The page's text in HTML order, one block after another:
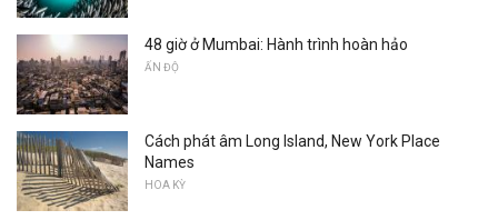
48 giờ ở Mumbai: Hành trình hoàn hảo
ẤN ĐỘ
Cách phát âm Long Island, New York Place
Names
HOA KỲ